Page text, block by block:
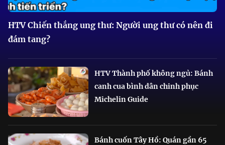
HTV Chiến thắng ung thư: Người ung thư có nên đi
đám tang?
HTV Thành phố không ngủ: Bánh
canh cua bình dân chinh phục
Michelin Guide
Bánh cuốn Tây Hồ: Quán gần 65